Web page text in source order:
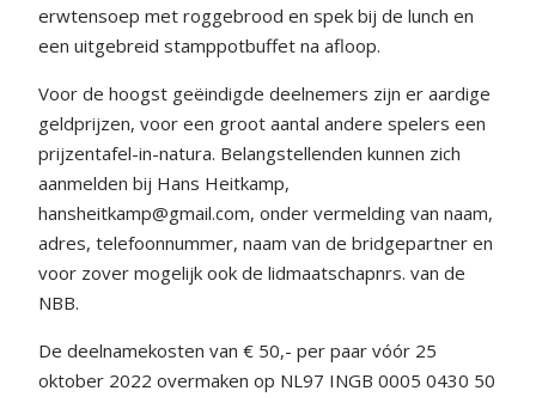
erwtensoep met roggebrood en spek bij de lunch en
een uitgebreid stamppotbuffet na afloop.
Voor de hoogst geëindigde deelnemers zijn er aardige
geldprijzen, voor een groot aantal andere spelers een
prijzentafel-in-natura. Belangstellenden kunnen zich
aanmelden bij Hans Heitkamp,
hansheitkamp@gmail.com, onder vermelding van naam,
adres, telefoonnummer, naam van de bridgepartner en
voor zover mogelijk ook de lidmaatschapnrs. van de
NBB.
De deelnamekosten van € 50,- per paar vóór 25
oktober 2022 overmaken op NL97 INGB 0005 0430 50